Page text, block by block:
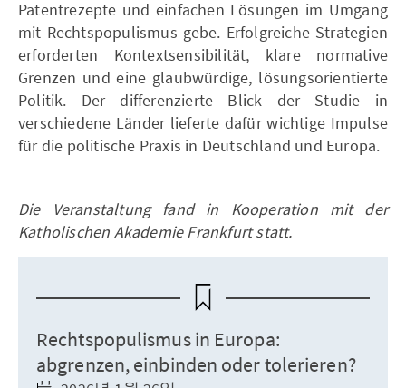
Patentrezepte und einfachen Lösungen im Umgang
mit Rechtspopulismus gebe. Erfolgreiche Strategien
erforderten Kontextsensibilität, klare normative
Grenzen und eine glaubwürdige, lösungsorientierte
Politik. Der differenzierte Blick der Studie in
verschiedene Länder lieferte dafür wichtige Impulse
für die politische Praxis in Deutschland und Europa.
Die Veranstaltung fand in Kooperation mit der
Katholischen Akademie Frankfurt statt.
Rechtspopulismus in Europa:
abgrenzen, einbinden oder tolerieren?